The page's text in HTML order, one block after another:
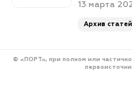
13 марта
Архив статей
© «ПОРТ», при полном или